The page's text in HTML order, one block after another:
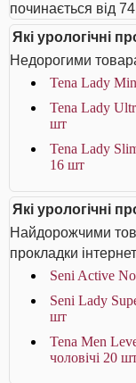
починається від
Які урологічні
Недорогими
Tena Lady
Tena Lady
шт
Tena Lady
16 шт
Які урологічні
Найдорожчими
прокладки
Seni Active
Seni Lady
шт
Tena Men
чоловічі 20